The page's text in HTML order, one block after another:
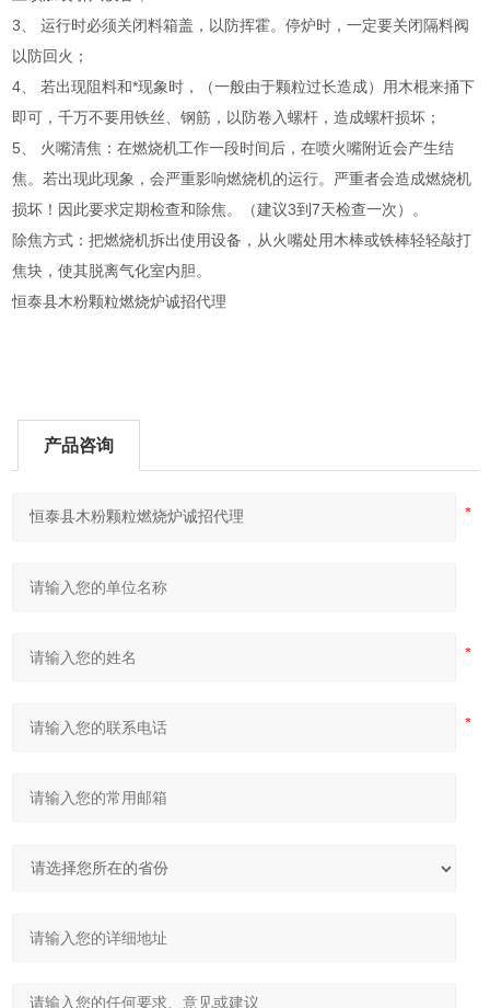
3、 运行时必须关闭料箱盖，以防挥霍。停炉时，一定要关闭隔料阀
以防回火；
4、 若出现阻料和*现象时，（一般由于颗粒过长造成）用木棍来捅下
即可，千万不要用铁丝、钢筋，以防卷入螺杆，造成螺杆损坏；
5、 火嘴清焦：在燃烧机工作一段时间后，在喷火嘴附近会产生结
焦。若出现此现象，会严重影响燃烧机的运行。严重者会造成燃烧机
损坏！因此要求定期检查和除焦。（建议3到7天检查一次）。
除焦方式：把燃烧机拆出使用设备，从火嘴处用木棒或铁棒轻轻敲打
焦块，使其脱离气化室内胆。
恒泰县木粉颗粒燃烧炉诚招代理
产品咨询